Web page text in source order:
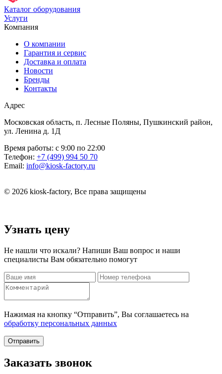
Каталог оборудования
Услуги
Компания
О компании
Гарантия и сервис
Доставка и оплата
Новости
Бренды
Контакты
Адрес
Московская область, п. Лесные Поляны, Пушкинский район,
ул. Ленина д. 1Д
Время работы: с 9:00 по 22:00
Телефон: +7 (499) 994 50 70
Email: info@kiosk-factory.ru
© 2026 kiosk-factory, Все права защищены
Узнать цену
Не нашли что искали? Напиши Ваш вопрос и наши
специалисты Вам обязательно помогут
Нажимая на кнопку “Отправить”, Вы соглашаетесь на
обработку персональных данных
Отправить
Заказать звонок